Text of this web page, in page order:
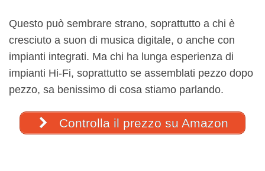
Questo può sembrare strano, soprattutto a chi è
cresciuto a suon di musica digitale, o anche con
impianti integrati. Ma chi ha lunga esperienza di
impianti Hi-Fi, soprattutto se assemblati pezzo dopo
pezzo, sa benissimo di cosa stiamo parlando.
Controlla il prezzo su Amazon